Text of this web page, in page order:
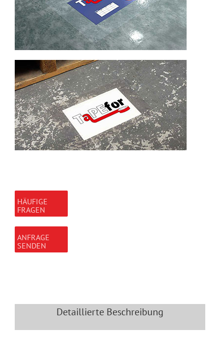
HÄUFIGE
FRAGEN
ANFRAGE
SENDEN
Detaillierte Beschreibung